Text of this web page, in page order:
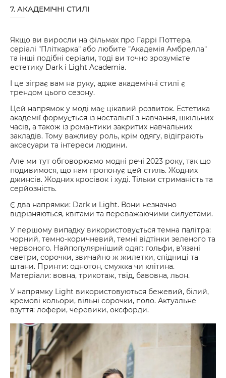
7. АКАДЕМІЧНІ СТИЛІ
Якщо ви виросли на фільмах про Гаррі Поттера,
серіалі "Пліткарка" або любите "Академія Амбрелла"
та інші подібні серіали, тоді ви точно зрозумієте
естетику Dark і Light Academia.
І це зіграє вам на руку, адже академічні стилі є
трендом цього сезону.
Цей напрямок у моді має цікавий розвиток. Естетика
академії формується із ностальгії з навчання, шкільних
часів, а також із романтики закритих навчальних
закладів. Тому важливу роль, крім одягу, відіграють
аксесуари та інтереси людини.
Але ми тут обговорюємо модні речі 2023 року, так що
подивимося, що нам пропонує цей стиль. Жодних
джинсів. Жодних кросівок і худі. Тільки стриманість та
серйозність.
Є два напрямки: Dark и Light. Вони незначно
відрізняються, квітами та переважаючими силуетами.
У першому випадку використовується темна палітра:
чорний, темно-коричневий, темні відтінки зеленого та
червоного. Найпопулярніший одяг: гольфи, в'язані
светри, сорочки, звичайно ж жилетки, спідниці та
штани. Принти: однотон, смужка чи клітина.
Матеріали: вовна, трикотаж, твід, бавовна, льон.
У напрямку Light використовуються бежевий, білий,
кремові кольори, вільні сорочки, поло. Актуальне
взуття: лофери, черевики, оксфорди.